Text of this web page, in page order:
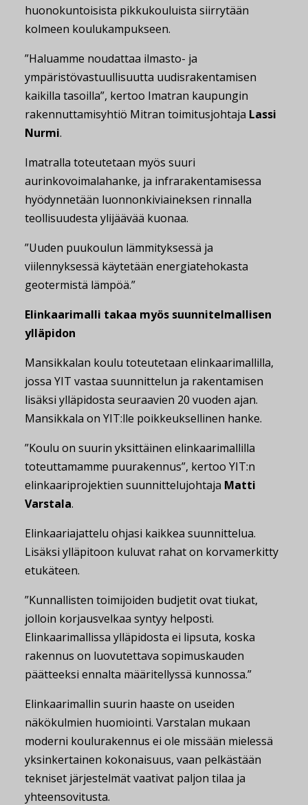
huonokuntoisista pikkukouluista siirrytään
kolmeen koulukampukseen.
”Haluamme noudattaa ilmasto- ja
ympäristövastuullisuutta uudisrakentamisen
kaikilla tasoilla”, kertoo Imatran kaupungin
rakennuttamisyhtiö Mitran toimitusjohtaja Lassi
Nurmi.
Imatralla toteutetaan myös suuri
aurinkovoimalahanke, ja infrarakentamisessa
hyödynnetään luonnonkiviaineksen rinnalla
teollisuudesta ylijäävää kuonaa.
”Uuden puukoulun lämmityksessä ja
viilennyksessä käytetään energiatehokasta
geotermistä lämpöä.”
Elinkaarimalli takaa myös suunnitelmallisen
ylläpidon
Mansikkalan koulu toteutetaan elinkaarimallilla,
jossa YIT vastaa suunnittelun ja rakentamisen
lisäksi ylläpidosta seuraavien 20 vuoden ajan.
Mansikkala on YIT:lle poikkeuksellinen hanke.
”Koulu on suurin yksittäinen elinkaarimallilla
toteuttamamme puurakennus”, kertoo YIT:n
elinkaariprojektien suunnittelujohtaja Matti
Varstala.
Elinkaariajattelu ohjasi kaikkea suunnittelua.
Lisäksi ylläpitoon kuluvat rahat on korvamerkitty
etukäteen.
”Kunnallisten toimijoiden budjetit ovat tiukat,
jolloin korjausvelkaa syntyy helposti.
Elinkaarimallissa ylläpidosta ei lipsuta, koska
rakennus on luovutettava sopimuskauden
päätteeksi ennalta määritellyssä kunnossa.”
Elinkaarimallin suurin haaste on useiden
näkökulmien huomiointi. Varstalan mukaan
moderni koulurakennus ei ole missään mielessä
yksinkertainen kokonaisuus, vaan pelkästään
tekniset järjestelmät vaativat paljon tilaa ja
yhteensovitusta.